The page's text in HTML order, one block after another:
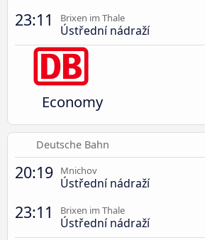
23:11 Brixen im Thale
Ústřední nádraží
Economy
Deutsche Bahn
20:19 Mnichov
Ústřední nádraží
23:11 Brixen im Thale
Ústřední nádraží